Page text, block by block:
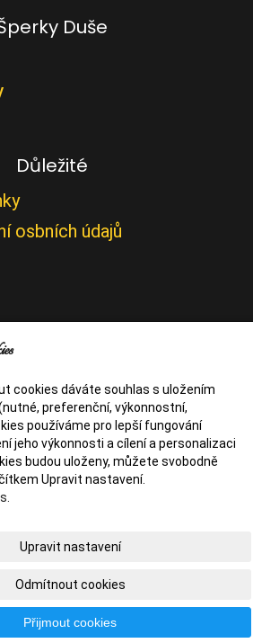
Duše
Důležité
osbních údajů
cookies dáváte souhlas s uložením
preferenční, výkonnostní,
používáme pro lepší fungování
jeho výkonnosti a cílení a personalizaci
budou uloženy, můžete svobodně
Upravit nastavení.
Upravit nastavení
Odmítnout cookies
Přijmout cookies